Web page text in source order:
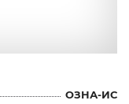
ОЗНА-ИС